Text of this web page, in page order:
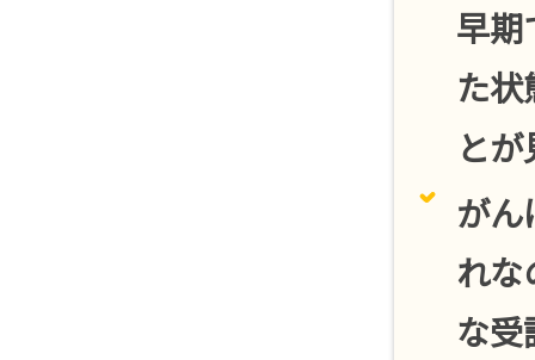
早期
た
と
が
れ
な受